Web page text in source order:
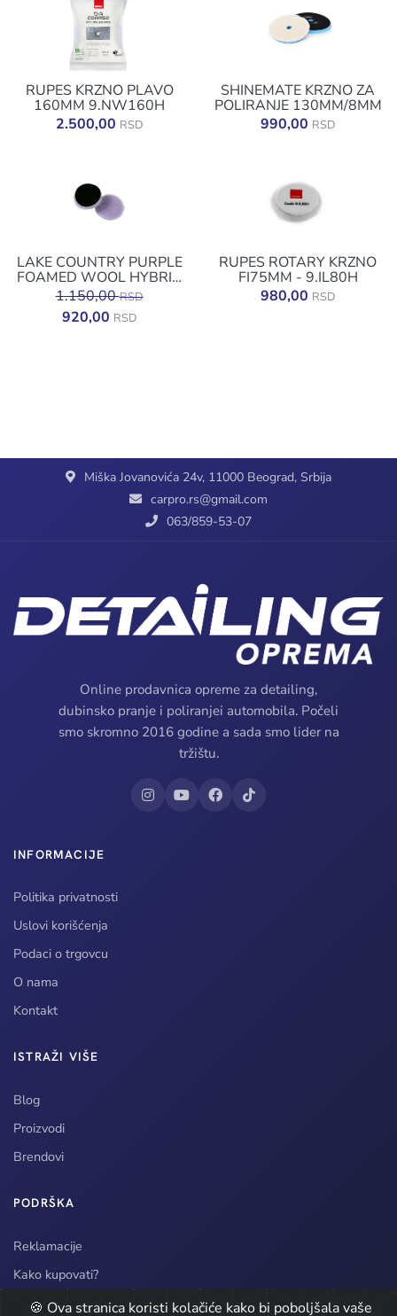
RUPES KRZNO PLAVO
160MM 9.NW160H
2.500,00 RSD
SHINEMATE KRZNO ZA
POLIRANJE 130MM/8MM
990,00 RSD
LAKE COUNTRY PURPLE
FOAMED WOOL HYBRID
19 MM F 75MM
1.150,00RSD
920,00 RSD
RUPES ROTARY KRZNO
FI75MM - 9.IL80H
980,00 RSD
Miška Jovanovića 24v, 11000 Beograd, Srbija
carpro.rs@gmail.com
063/859-53-07
Online prodavnica opreme za detailing,
dubinsko pranje i poliranjei automobila. Počeli
smo skromno 2016 godine a sada smo lider na
tržištu.
INFORMACIJE
Politika privatnosti
Uslovi korišćenja
Podaci o trgovcu
O nama
Kontakt
ISTRAŽI VIŠE
Blog
Proizvodi
Brendovi
PODRŠKA
Reklamacije
Kako kupovati?
Način dostave
🍪 Ova stranica koristi kolačiće kako bi poboljšala vaše